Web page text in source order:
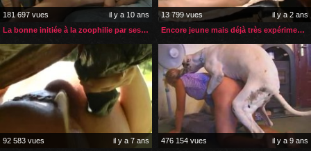
181 697 vues
il y a 10 ans
La bonne initiée à la zoophilie par ses employeurs
13 799 vues
il y a 2 ans
Encore jeune mais déjà très expérimentée avec une bite de cheval
92 583 vues
il y a 7 ans
476 154 vues
il y a 9 ans